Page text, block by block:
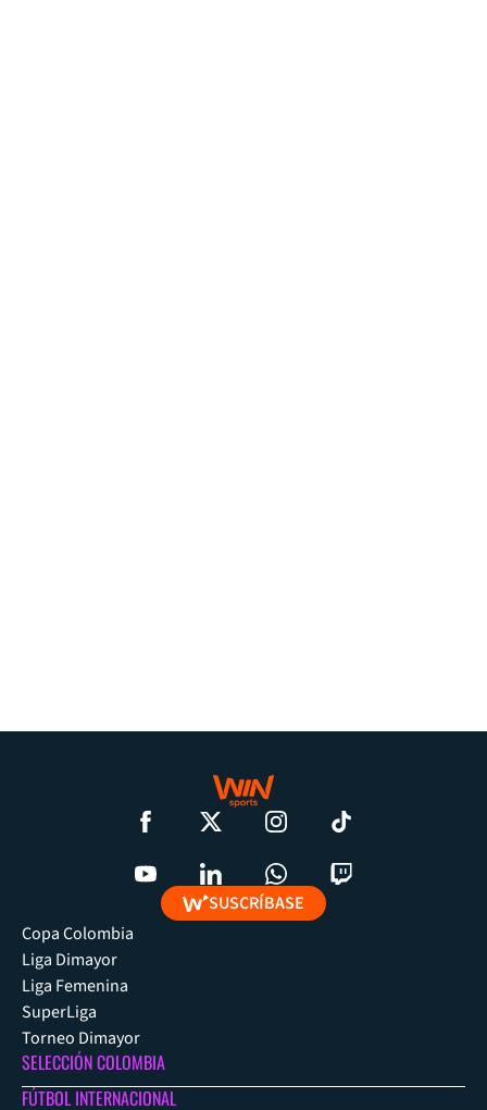
SUSCRÍBASE
Copa Colombia
Liga Dimayor
Liga Femenina
SuperLiga
Torneo Dimayor
SELECCIÓN COLOMBIA
FÚTBOL INTERNACIONAL